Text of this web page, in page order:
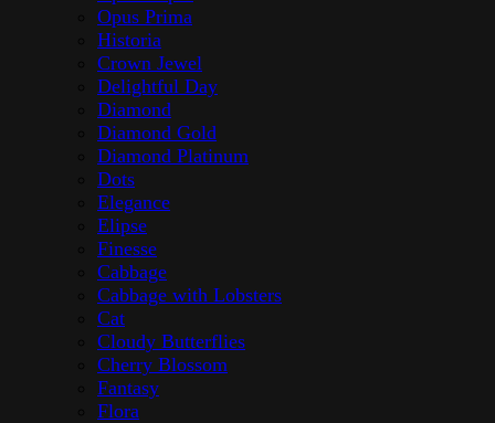
Opus Prima
Historia
Crown Jewel
Delightful Day
Diamond
Diamond Gold
Diamond Platinum
Dots
Elegance
Elipse
Finesse
Cabbage
Cabbage with Lobsters
Cat
Cloudy Butterflies
Cherry Blossom
Fantasy
Flora